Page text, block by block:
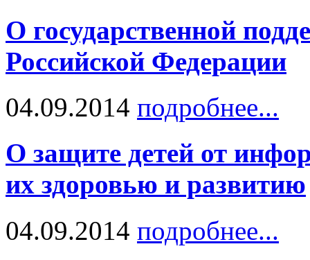
О государственной
Российской Федерации
04.09.2014 подробнее...
О защите детей от
их здоровью и развитию
04.09.2014 подробнее...